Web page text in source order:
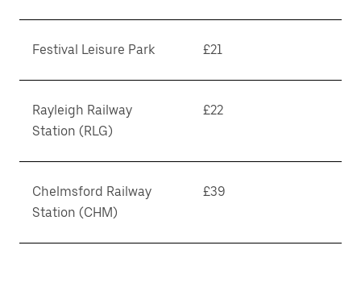
Festival Leisure Park £21
Rayleigh Railway
Station (RLG)
£22
Chelmsford Railway
Station (CHM)
£39